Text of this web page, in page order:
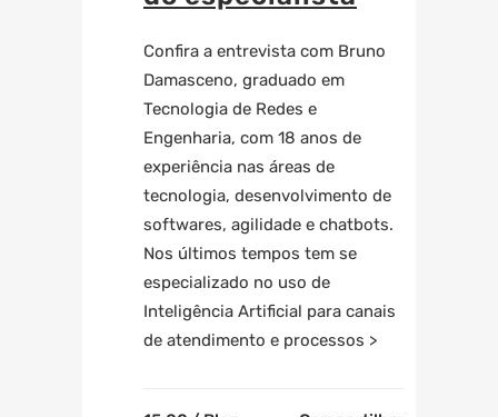
Confira a entrevista com Bruno
Damasceno, graduado em
Tecnologia de Redes e
Engenharia, com 18 anos de
experiência nas áreas de
tecnologia, desenvolvimento de
softwares, agilidade e chatbots.
Nos últimos tempos tem se
especializado no uso de
Inteligência Artificial para canais
de atendimento e processos >